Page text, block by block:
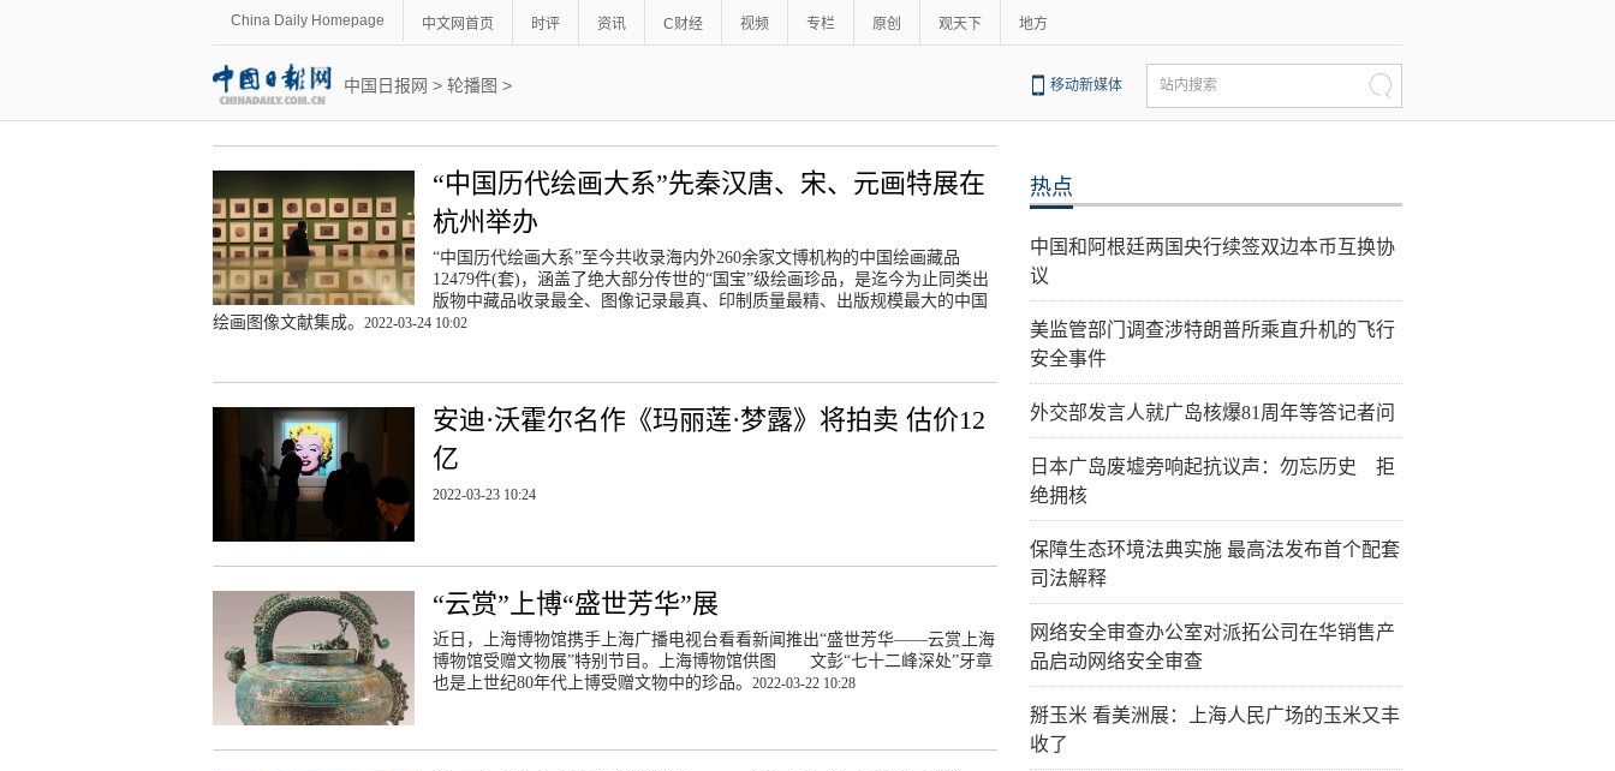
China Daily Homepage 中文网首页 时评 资讯 C财经 视频 专栏 原创 观天下 地方
中国日报网 > 轮播图 > 移动新媒体 站内搜索
“中国历代绘画大系”先秦汉唐、宋、元画特展在
杭州举办
“中国历代绘画大系”至今共收录海内外260余家文博机构的中国绘画藏品
12479件(套)，涵盖了绝大部分传世的“国宝”级绘画珍品，是迄今为止同类出
版物中藏品收录最全、图像记录最真、印制质量最精、出版规模最大的中国
绘画图像文献集成。 2022-03-24 10:02
安迪·沃霍尔名作《玛丽莲·梦露》将拍卖 估价12
亿
2022-03-23 10:24
“云赏”上博“盛世芳华”展
近日，上海博物馆携手上海广播电视台看看新闻推出“盛世芳华——云赏上海
博物馆受赠文物展”特别节目。上海博物馆供图 文彭“七十二峰深处”牙章
也是上世纪80年代上博受赠文物中的珍品。2022-03-22 10:28
热点
中国和阿根廷两国央行续签双边本币互换协
议
美监管部门调查涉特朗普所乘直升机的飞行
安全事件
外交部发言人就广岛核爆81周年等答记者问
日本广岛废墟旁响起抗议声：勿忘历史 拒
绝拥核
保障生态环境法典实施 最高法发布首个配套
司法解释
网络安全审查办公室对派拓公司在华销售产
品启动网络安全审查
掰玉米 看美洲展：上海人民广场的玉米又丰
收了